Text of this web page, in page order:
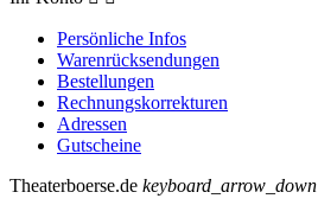
Persönliche Infos
Warenrücksendungen
Bestellungen
Rechnungskorrekturen
Adressen
Gutscheine
Theaterboerse.de keyboard_arrow_down